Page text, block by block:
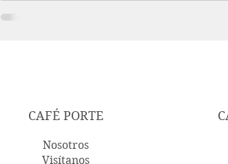
CAFÉ PORTE
Nosotros
Visítanos